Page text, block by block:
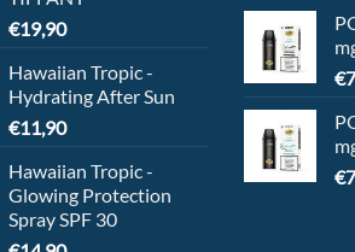
€19,90
Hawaiian Tropic -
Hydrating After Sun
€11,90
Hawaiian Tropic -
Glowing Protection
Spray SPF 30
€
€